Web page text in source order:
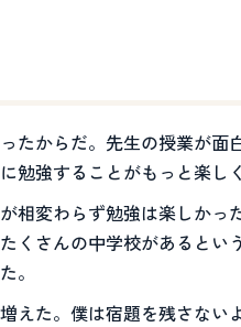
たからだ。先生の授業が
強することがもっと楽し
変わらず勉強は楽しか
さんの中学校があると
。
えた。僕は宿題を残さな